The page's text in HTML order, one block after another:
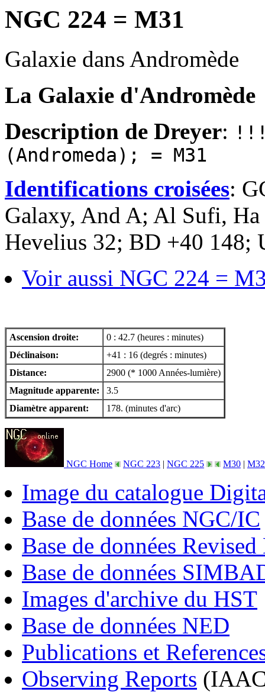
NGC 224 = M31
Galaxie dans Andromède
La Galaxie d'Andromède
Description de Dreyer: !!!
(Andromeda); = M31
Identifications croisées:
Galaxy, And A; Al Sufi, Ha
Hevelius 32; BD +40 148;
Voir aussi NGC 224 =
Ascension droite:
0 : 42.7 (heures : minutes)
Déclinaison:
+41 : 16 (degrés : minutes)
Distance:
2900 (* 1000 Années-lumière)
Magnitude apparente:
3.5
Diamètre apparent:
178. (minutes d'arc)
NGC Home NGC 223 | NGC 225 M30 | M32
Image du catalogue
Base de données NGC/IC
Base de données
Base de données
Images d'archive du HST
Base de données NED
Publications et
Observing Reports